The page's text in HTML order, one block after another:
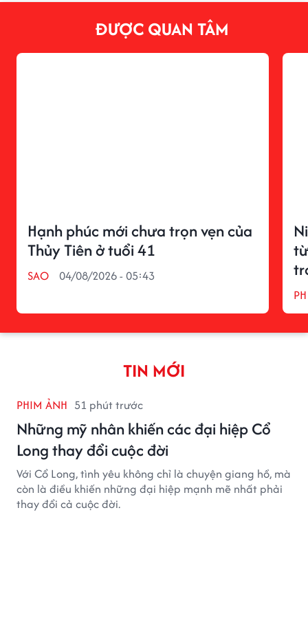
ĐƯỢC QUAN TÂM
Hạnh phúc mới chưa trọn vẹn của
Thủy Tiên ở tuổi 41
SAO 04/08/2026 - 05:43
TIN MỚI
PHIM ẢNH 51 phút trước
Những mỹ nhân khiến các đại hiệp Cổ
Long thay đổi cuộc đời
Với Cổ Long, tình yêu không chỉ là chuyện giang hồ, mà
còn là điều khiến những đại hiệp mạnh mẽ nhất phải
thay đổi cả cuộc đời.